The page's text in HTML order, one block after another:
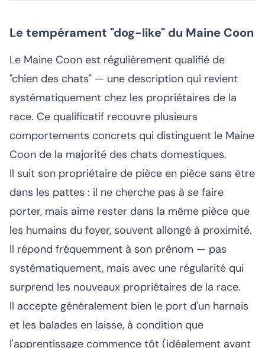
Le tempérament "dog-like" du Maine Coon
Le Maine Coon est régulièrement qualifié de
"chien des chats" — une description qui revient
systématiquement chez les propriétaires de la
race. Ce qualificatif recouvre plusieurs
comportements concrets qui distinguent le Maine
Coon de la majorité des chats domestiques.
Il suit son propriétaire de pièce en pièce sans être
dans les pattes : il ne cherche pas à se faire
porter, mais aime rester dans la même pièce que
les humains du foyer, souvent allongé à proximité.
Il répond fréquemment à son prénom — pas
systématiquement, mais avec une régularité qui
surprend les nouveaux propriétaires de la race.
Il accepte généralement bien le port d'un harnais
et les balades en laisse, à condition que
l'apprentissage commence tôt (idéalement avant